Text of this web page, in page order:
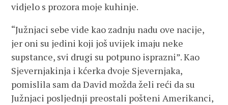
vidjelo s prozora moje kuhinje.
“Južnjaci sebe vide kao zadnju nadu ove nacije,
jer oni su jedini koji još uvijek imaju neke
supstance, svi drugi su potpuno isprazni”. Kao
Sjevernjakinja i kćerka dvoje Sjevernjaka,
pomislila sam da David možda želi reći da su
Južnjaci posljednji preostali pošteni Amerikanci,